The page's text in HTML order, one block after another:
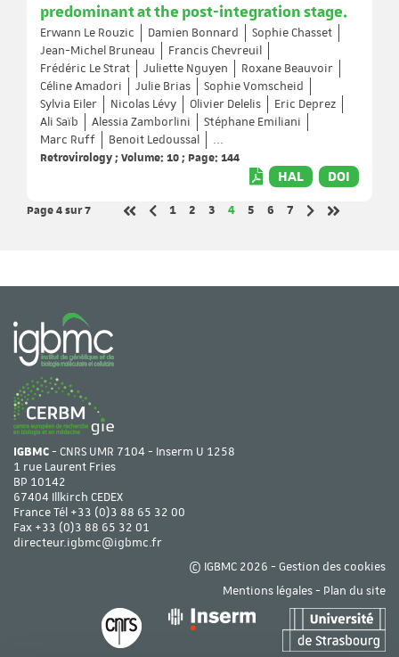
predominant at the post-integration stage.
Erwann Le Rouzic Damien Bonnard
Sophie Chasset
Jean-Michel Bruneau
Francis Chevreuil
Frédéric Le Strat
Juliette Nguyen
Roxane Beauvoir
Céline Amadori
Julie Brias
Sophie Vomscheid
Sylvia Eiler
Nicolas Lévy Olivier Delelis
Eric Deprez
Ali Saïb
Alessia Zamborlini
Stéphane Emiliani
Marc Ruff
Benoit Ledoussal
...
Retrovirology ; Volume: 10 ; Page: 144
HAL DOI
Page 4sur 7
Page
1 Page
2 Page
3 Page
4 Page
5 Page
6 Page
7
IGBMC- CNRS UMR 7104 - Inserm U 1258
1 rue Laurent Fries
BP 10142
67404 Illkirch CEDEX
France Tél +33 (0)3 88 65 32 00
Fax +33 (0)3 88 65 32 01
directeur.igbmc@igbmc.fr
© IGBMC 2026 - Gestion des cookies
Mentions légales- Plan du site